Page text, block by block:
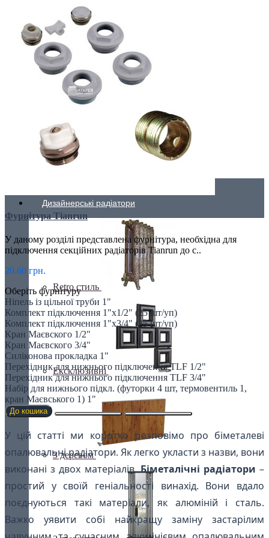
Недорогі
Низькі (до 70 мм)
Преміум класс
Дизайнерські радіатори
Retro стиль
Ексклюзивні
З деревом
Фурнітура Tianrun
У даному розділі представлена фурнітура, необхідна для
підключення секційних радіаторів Tianrun до с..
20.60 грн.
Оберіть фурнітуру
Ніпель із цільної труби 1"
Комплект підключення 1"x1/2" (25 шт/уп)
Комплект підключення 1"x3/4" (25 шт/уп)
Кран Маєвского 1/2"
Кран Маєвского 3/4"
Силіконова прокладка 1"
Перехідник для нижнього підключення TLF 1/2"
Перехідник для нижнього підключення TLF 3/4"
Набір для нижнього підкл. (футорки 4 шт, термовентиль 1,
кран Маєвського 1) 1"
До кошика
У цій статті ми коротко розповімо про біметалеві
опалювальні радіатори. Як легко укласти з назви, вони
виконані з двох матеріалів.Біметалічні радіатори –
простий у своїй геніальності винахід. Вони вдало
поєднуються такі матеріали, як алюміній і сталь.
Важко уявити собі найкращу заміну застарілим